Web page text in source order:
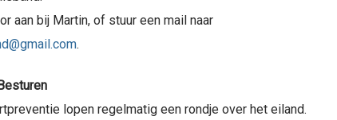
aan bij Martin, of stuur een mail naar
.
lopen regelmatig een rondje over het eiland.